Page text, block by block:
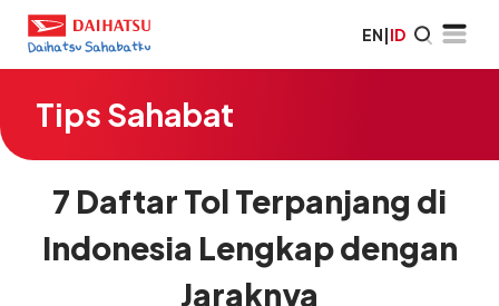
EN|ID
Tips Sahabat
7 Daftar Tol Terpanjang di
Indonesia Lengkap dengan
Jaraknya